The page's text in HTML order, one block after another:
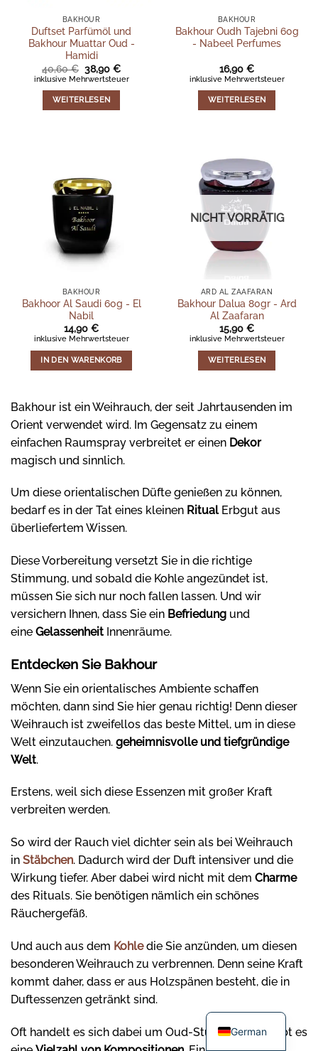
BAKHOUR
Duftset Parfümöl und
Bakhour Muattar Oud -
Hamidi
40,60€ Ursprünglicher
Preis
40,60 €
38,90€Aktueller
Preis
inklusive Mehrwertsteuer
WEITERLESEN
BAKHOUR
Bakhour Oudh Tajebni 60g
- Nabeel Perfumes
16,90 €
inklusive Mehrwertsteuer
WEITERLESEN
BAKHOUR
Bakhoor Al Saudi 60g - El
Nabil
14,90 €
inklusive Mehrwertsteuer
IN DEN WARENKORB
NICHT VORRÄTIG
ARD AL ZAAFARAN
Bakhour Dalua 80gr - Ard
Al Zaafaran
15,90 €
inklusive Mehrwertsteuer
WEITERLESEN
Bakhour ist ein Weihrauch, der seit Jahrtausenden im
Orient verwendet wird. Im Gegensatz zu einem
einfachen Raumspray verbreitet er einen Dekor
magisch und sinnlich.
Um diese orientalischen Düfte genießen zu können,
bedarf es in der Tat eines kleinen RitualErbgut aus
überliefertem Wissen.
Diese Vorbereitung versetzt Sie in die richtige
Stimmung, und sobald die Kohle angezündet ist,
müssen Sie sich nur noch fallen lassen. Und wir
versichern Ihnen, dass Sie ein Befriedung und
eine Gelassenheit Innenräume.
Entdecken Sie Bakhour
Wenn Sie ein orientalisches Ambiente schaffen
möchten, dann sind Sie hier genau richtig! Denn dieser
Weihrauch ist zweifellos das beste Mittel, um in diese
Welt einzutauchen. geheimnisvolle und tiefgründige
Welt.
Erstens, weil sich diese Essenzen mit großer Kraft
verbreiten werden.
So wird der Rauch viel dichter sein als bei Weihrauch
in Stäbchen. Dadurch wird der Duft intensiver und die
Wirkung tiefer. Aber dabei wird nicht mit dem Charme
des Rituals. Sie benötigen nämlich ein schönes
Räuchergefäß.
Und auch aus dem Kohledie Sie anzünden, um diesen
besonderen Weihrauch zu verbrennen. Denn seine Kraft
kommt daher, dass er aus Holzspänen besteht, die in
Duftessenzen getränkt sind.
Oft handelt es sich dabei um Oud-Stücke. Heute gibt es
German